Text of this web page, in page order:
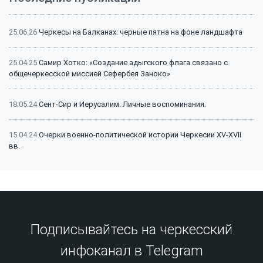
25.06.26 Черкесы на Балканах: черные пятна на фоне ландшафта
25.04.25 Самир Хотко: «Создание адыгского флага связано с
общечеркесской миссией Сефербея Заноко»
18.05.24Сент-Сир и Иерусалим. Личные воспоминания.
15.04.24Очерки военно-политической истории Черкесии XV-XVII
вв.
Сражение на реке Афипс (1570 г.): исторический контекст
Подписывайтесь на черкесский
инфоканал в Telegram